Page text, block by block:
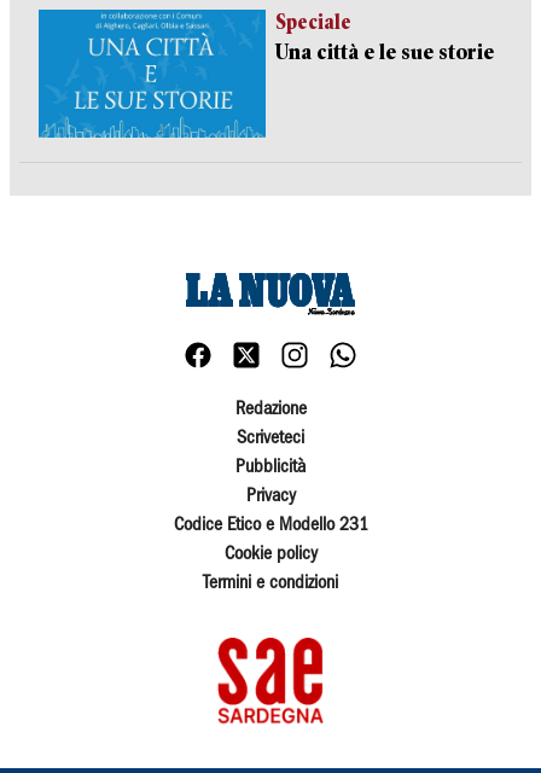
Speciale
Una città e le sue storie
Redazione
Scriveteci
Pubblicità
Privacy
Codice Etico e Modello 231
Cookie policy
Termini e condizioni